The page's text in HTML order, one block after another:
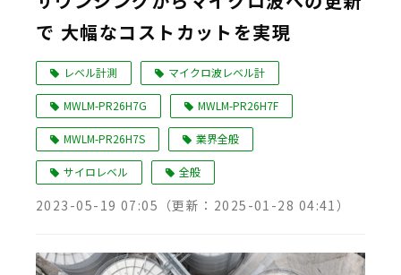
で 大幅なコストカットを実現
レベル計測 マイクロ波レベル計
MWLM-PR26H7G MWLM-PR26H7F
MWLM-PR26H7S 業界全般
サイロレベル 全般
2023-05-19 07:05 （更新： 2025-01-28 04:41 ）